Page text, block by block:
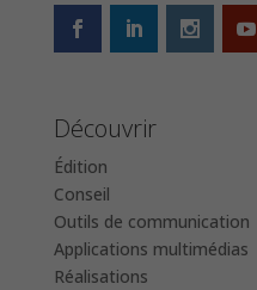
Découvrir
Édition
Conseil
Outils de communication
Applications multimédias
Réalisations